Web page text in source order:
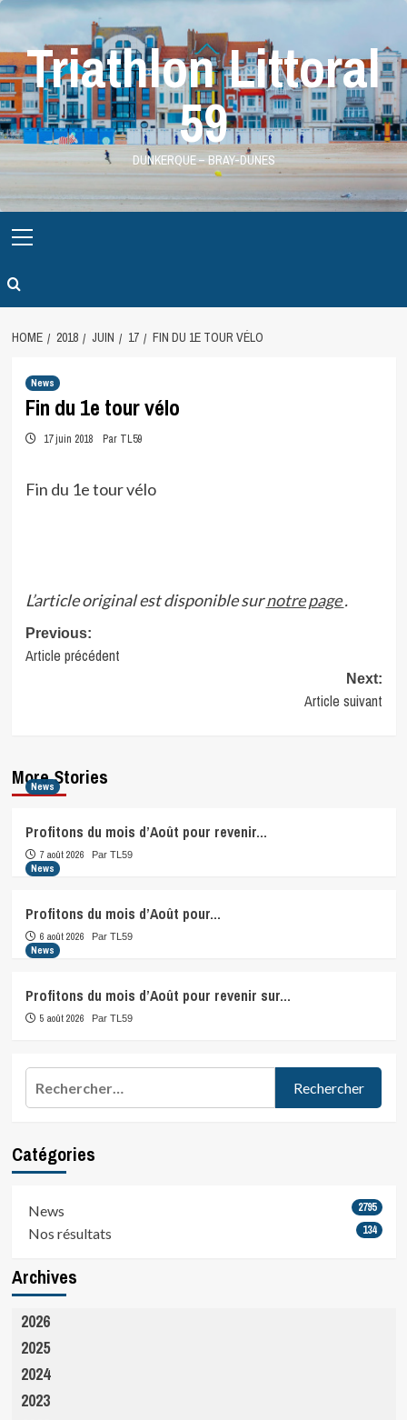
Skip
contentTriathlon Littoral
59
DUNKERQUE – BRAY-DUNES
Menu
HOME 2018 JUIN 17 FIN DU 1E TOUR VÉLO
News
Fin du 1e tour vélo
17 juin 2018 Par TL59
Fin du 1e tour vélo
L’article original est disponible surnotre page.
Post
navigation
Previous:
Article précédent
Next:
Article suivant
More Stories
News
Profitons du mois d’Août pour revenir…
7 août 2026 Par TL59
News
Profitons du mois d’Août pour…
6 août 2026 Par TL59
News
Profitons du mois d’Août pour revenir sur…
5 août 2026 Par TL59
Catégories
News 2795
Nos résultats 134
Archives
2026
2025
2024
2023